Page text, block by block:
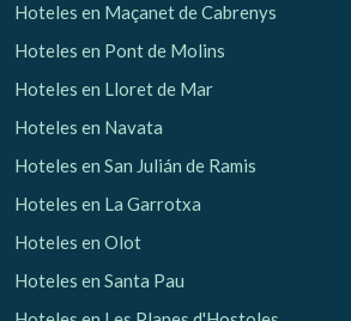
Hoteles en Maçanet de Cabrenys
Hoteles en Pont de Molins
Hoteles en Lloret de Mar
Hoteles en Navata
Hoteles en San Julián de Ramis
Hoteles en La Garrotxa
Hoteles en Olot
Hoteles en Santa Pau